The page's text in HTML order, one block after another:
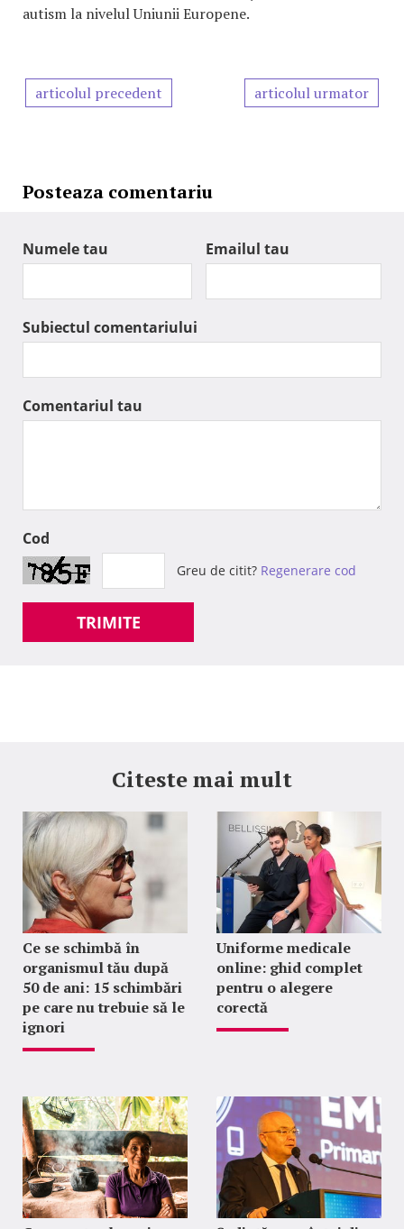
autism la nivelul Uniunii Europene.
articolul precedent articolul urmator
Posteaza comentariu
Numele tau Emailul tau
Subiectul comentariului
Comentariul tau
Cod
Greu de citit? Regenerare cod
TRIMITE
Citeste mai mult
Ce se schimbă în
organismul tău după
50 de ani: 15 schimbări
pe care nu trebuie să le
ignori
Uniforme medicale
online: ghid complet
pentru o alegere
corectă